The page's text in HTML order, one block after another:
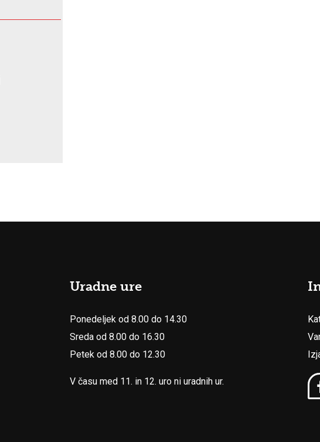
Uradne ure
Ponedeljek od 8.00 do 14.30
Sreda od 8.00 do 16.30
Petek od 8.00 do 12.30
V času med 11. in 12. uro ni uradnih ur.